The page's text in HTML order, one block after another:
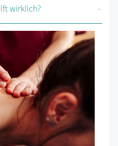
wirklich?